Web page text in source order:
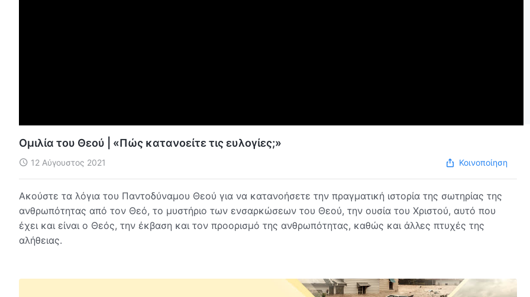
Ομιλία του Θεού | «Πώς κατανοείτε τις ευλογίες;»
12 Αύγουστος 2021 Κοινοποίηση
Ακούστε τα λόγια του Παντοδύναμου Θεού για να κατανοήσετε την πραγματική ιστορία της σωτηρίας της
ανθρωπότητας από τον Θεό, το μυστήριο των ενσαρκώσεων του Θεού, την ουσία του Χριστού, αυτό που
έχει και είναι ο Θεός, την έκβαση και τον προορισμό της ανθρωπότητας, καθώς και άλλες πτυχές της
αλήθειας.